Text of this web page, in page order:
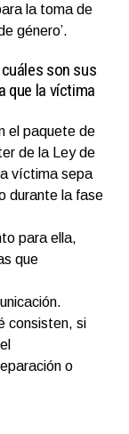
la toma de
género’.
son sus
que la víctima
el paquete de
de la Ley de
víctima sepa
durante la fase
para ella,
que
consisten, si
o